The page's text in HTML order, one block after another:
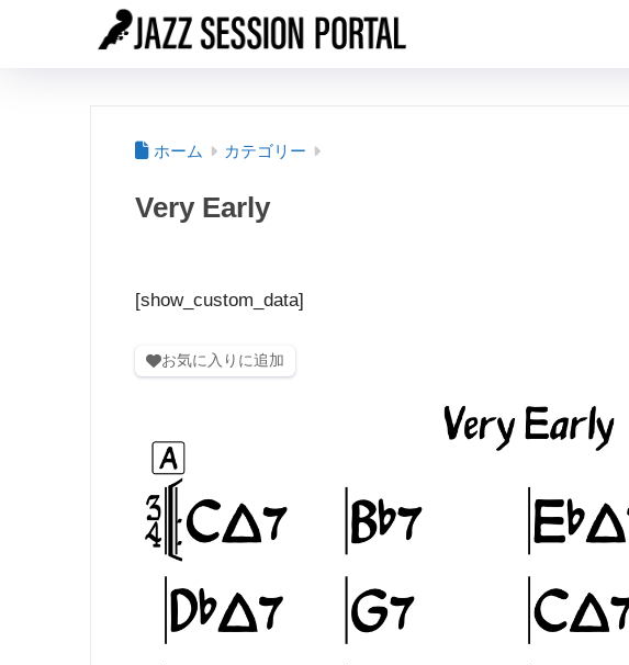
ホーム カテゴリー
Very Early
[show_custom_data]
お気に入りに追加